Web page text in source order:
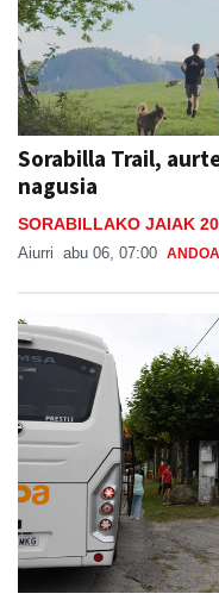
Sorabilla Trail,
nagusia
SORABILLAKO JAIAK
Aiurri abu 06, 07:00